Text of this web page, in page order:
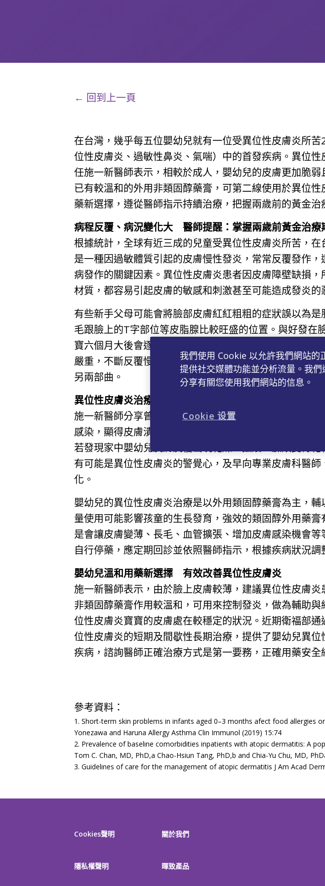
← 回到上一頁
在台灣，幾乎每五位嬰幼兒就有一位受異位性皮膚炎所
位性皮膚炎、過敏性鼻炎、氣喘）中的首發疾病。異位
任施一新醫師表示，相較於成人，嬰幼兒的皮膚更加脆
已有較溫和的外用非類固醇藥膏，可第二線使用於異位
藥新選擇，遵從醫師指示持續治療，把握兩歲前的黃金治
病程反覆、病況變化大 醫師提醒：掌握兩歲前黃金治療
根據統計，全球有近三成的兒童受異位性皮膚炎所苦，
是一種因過敏體質引起的皮膚慢性發炎，常常反覆發作
病發作的關鍵因素。異位性皮膚炎患者因皮膚障壁缺損
材質，都容易引起皮膚的敏感和刺激甚至可能造成發炎的
有些新手父母可能會將臉部皮膚紅紅粗粗的症狀誤以為
毛跟臉上的T字部位等皮脂腺比較旺盛的位置。與好發
寶六個月大後會逐漸改善的脂漏性皮膚炎，異位性皮膚
嚴重，不斷反覆慢性發炎，若傷口併發細菌感染會讓治
另兩部曲。
異位性皮膚炎治療為長期抗戰 最忌不遵醫囑自行停藥
施一新醫師分享曾有一名男嬰就診時，整張臉除了五官
感染，顯得皮膚潰爛流湯又流膿，讓父母心疼不已。所
若發現家中嬰幼兒皮膚反覆出現乾燥、搔癢，臉頰變得
有可能是異位性皮膚炎的警覺心，及早向專業皮膚科醫
化。
嬰幼兒的異位性皮膚炎治療是以外用類固醇藥膏為主，
量使用可能影響孩童的生長發育，強效的類固醇外用藥
是會讓皮膚變薄、長毛、血管擴張、增加皮膚感染機會
自行停藥，應定期回診並依照醫師指示，根據疾病狀況
嬰幼兒溫和用藥新選擇 有效改善異位性皮膚炎
施一新醫師表示，由於臉上皮膚較薄，建議異位性皮膚
非類固醇藥膏作用較溫和，可用來控制發炎，做為輔助
位性皮膚炎寶寶的皮膚處在較穩定的狀況。近期衛福部
位性皮膚炎的短期及間歇性長期治療，提供了嬰幼兒異
疾病，諮詢醫師正確治療方式是第一要務，正確用藥安
參考資料：
1. Short-term skin problems in infants aged 0–3 months afect food allergies
Yonezawa and Haruna Allergy Asthma Clin Immunol (2019) 15:74
2. Prevalence of baseline comorbidities inpatients with atopic dermatitis: A
Tom C. Chan, MD, PhD,a Chao-Hsiun Tang, PhD,b and Chia-Yu Chu, MD,
3. Guidelines of care for the management of atopic dermatitis J Am Acad
Cookies聲明
隱私權聲明
關於我們
暉致產品
我們使用 Cookie 以允許我們網站的
提供社交媒體功能並分析流量。我
分享有關您使用我們網站的信息。
Cookie 设置